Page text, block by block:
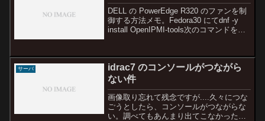
DELL の PowerEdge R320 のファンを制
御する方法メモ。Fedora30 にてdnf -y
install OpenIPMI-tools次のコマンドを実
サーバ
idrac7 のコンソールがつながら
ない件
画像取り忘れて残念ですが....久々につな
ごうとしたら、コンソールがつながらな
い。調べてもあんまり出てこなかったの